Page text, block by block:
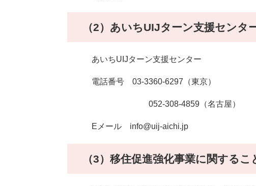
（2）あいちUIJターン支援センタ
あいちUIJターン支援センター
電話番号 03-3360-6297（東京）
052-308-4859（名古屋）
Eメール info@uij-aichi.jp
（3）移住促進強化事業に関するこ